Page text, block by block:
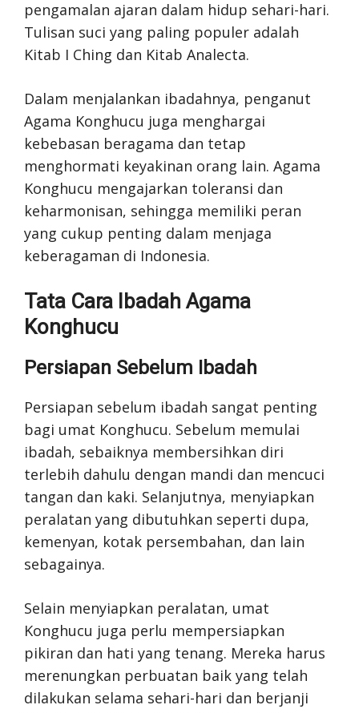
pengamalan ajaran dalam hidup sehari-hari.
Tulisan suci yang paling populer adalah
Kitab I Ching dan Kitab Analecta.
Dalam menjalankan ibadahnya, penganut
Agama Konghucu juga menghargai
kebebasan beragama dan tetap
menghormati keyakinan orang lain. Agama
Konghucu mengajarkan toleransi dan
keharmonisan, sehingga memiliki peran
yang cukup penting dalam menjaga
keberagaman di Indonesia.
Tata Cara Ibadah Agama
Konghucu
Persiapan Sebelum Ibadah
Persiapan sebelum ibadah sangat penting
bagi umat Konghucu. Sebelum memulai
ibadah, sebaiknya membersihkan diri
terlebih dahulu dengan mandi dan mencuci
tangan dan kaki. Selanjutnya, menyiapkan
peralatan yang dibutuhkan seperti dupa,
kemenyan, kotak persembahan, dan lain
sebagainya.
Selain menyiapkan peralatan, umat
Konghucu juga perlu mempersiapkan
pikiran dan hati yang tenang. Mereka harus
merenungkan perbuatan baik yang telah
dilakukan selama sehari-hari dan berjanji